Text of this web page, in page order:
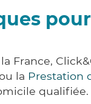
la Prestation
qualifiée.